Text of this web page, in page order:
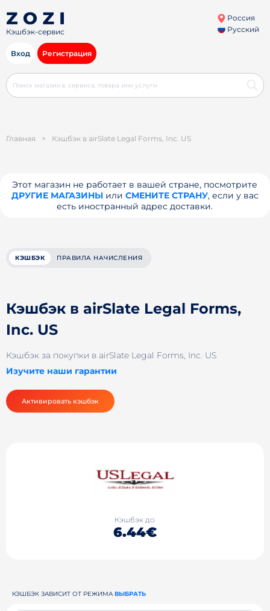
Кэшбэк-сервис
Россия
Русский
Вход Регистрация
Главная > Кэшбэк в airSlate Legal Forms, Inc. US
Этот магазин не работает в вашей стране, посмотрите
ДРУГИЕ МАГАЗИНЫили СМЕНИТЕ СТРАНУ, если у вас
есть иностранный адрес доставки.
КЭШБЭК ПРАВИЛА НАЧИСЛЕНИЯ
Кэшбэк в airSlate Legal Forms,
Inc. US
Кэшбэк за покупки в airSlate Legal Forms, Inc. US
Изучите наши гарантии
Активировать кэшбэк
Кэшбэк до
6.44€
КЭШБЭК ЗАВИСИТ ОТ РЕЖИМА ВЫБРАТЬ